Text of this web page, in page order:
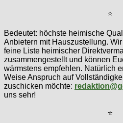
⭐
Bedeutet: höchste heimische
Anbietern mit Hauszustellung.
feine Liste heimischer
zusammengestellt und können
wärmstens empfehlen. Natürlich
Weise Anspruch auf
zuschicken möchte:
uns sehr!
⭐